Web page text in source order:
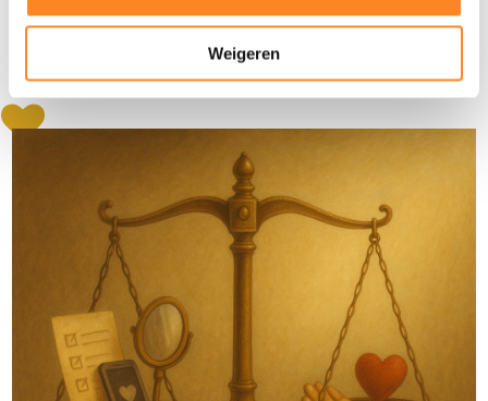
Weigeren
steeds ruimte is voor echte verbinding in een wereld die
soms te snel gaat. “Het gaat niet om perfectie,” zegt ze. “Het
gaat erom dat je iemand vindt bij wie je jezelf kunt zijn.”